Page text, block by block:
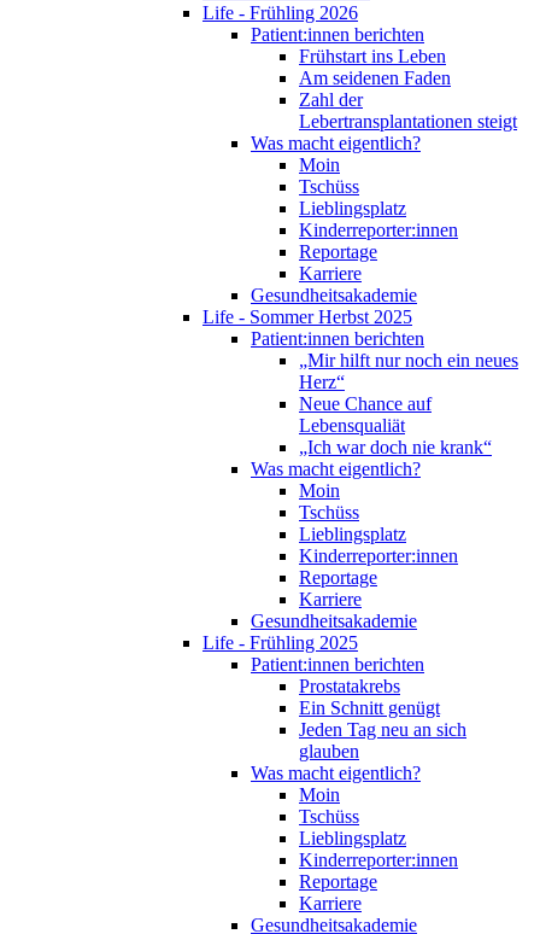
Life - Frühling 2026
Patient:innen berichten
Frühstart ins Leben
Am seidenen Faden
Zahl der
Lebertransplantationen steigt
Was macht eigentlich?
Moin
Tschüss
Lieblingsplatz
Kinderreporter:innen
Reportage
Karriere
Gesundheitsakademie
Life - Sommer Herbst 2025
Patient:innen berichten
„Mir hilft nur noch ein neues
Herz“
Neue Chance auf
Lebensqualiät
„Ich war doch nie krank“
Was macht eigentlich?
Moin
Tschüss
Lieblingsplatz
Kinderreporter:innen
Reportage
Karriere
Gesundheitsakademie
Life - Frühling 2025
Patient:innen berichten
Prostatakrebs
Ein Schnitt genügt
Jeden Tag neu an sich
glauben
Was macht eigentlich?
Moin
Tschüss
Lieblingsplatz
Kinderreporter:innen
Reportage
Karriere
Gesundheitsakademie